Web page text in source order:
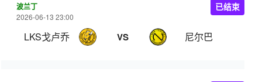
波兰丁
2026-06-13 23:00
LKS戈卢乔 VS 尼尔巴
已结束